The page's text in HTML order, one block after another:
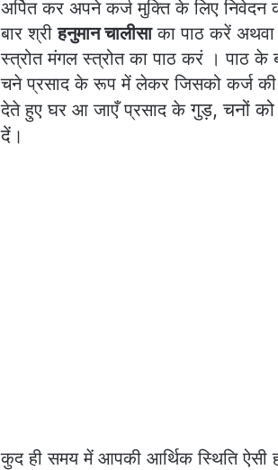
अर्पित कर अपने कर्ज मुक्ति के लिए निवेदन
बार श्रीहनुमान चालीसाका पाठ करें
स्त्रोत मंगल स्त्रोत का पाठ करं । पाठ के
चने प्रसाद के रूप में लेकर जिसको कर्ज की
देते हुए घर आ जाएँ प्रसाद केगुड़, चनों को
दें।
कुद ही समय में आपकी आर्थिक स्थिति ऐसी